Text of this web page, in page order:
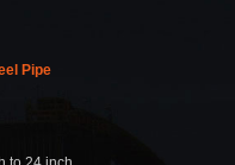
Pipe